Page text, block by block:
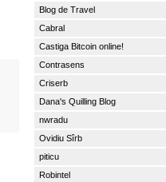
Blog de Travel
Cabral
Castiga Bitcoin online!
Contrasens
Criserb
Dana's Quilling Blog
nwradu
Ovidiu Sîrb
piticu
Robintel